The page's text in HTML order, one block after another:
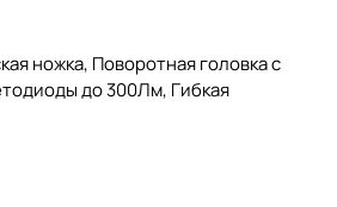
ножка, Поворотная головка с
до 300Лм, Гибкая